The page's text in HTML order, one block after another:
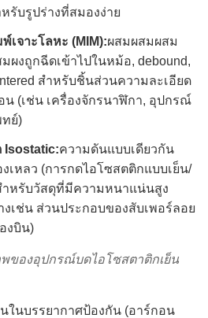
รับรูปร่างที่สมองง่าย
เจาะโลหะ (MIM):ผสมผสมผสม
ผงถูกฉีดเข้าไปในหม้อ, debound,
สําหรับชิ้นส่วนความละเอียด
(เช่น เครื่องจักรนาฬิกา, อุปกรณ์
ย์)
Isostatic:ความดันแบบเดียวกัน
เหลว (การกดไอโซสตติกแบบเย็น/
าหรับวัสดุที่มีความหนาแน่นสูง
งเช่น ส่วนประกอบของสับเพอร์ลอย
งบิน)
ของอุปกรณ์บดไอโซสตาติกเย็น
ในบรรยากาศป้องกัน (อาร์กอน